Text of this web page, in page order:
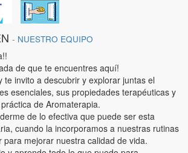
- NUESTRO EQUIPO
de que te encuentres aquí!
te invito a descubrir y explorar juntas el
esenciales, sus propiedades terapéuticas y
de Aromaterapia.
de lo efectiva que puede ser esta
cuando la incorporamos a nuestras rutinas
para mejorar nuestra calidad de vida.